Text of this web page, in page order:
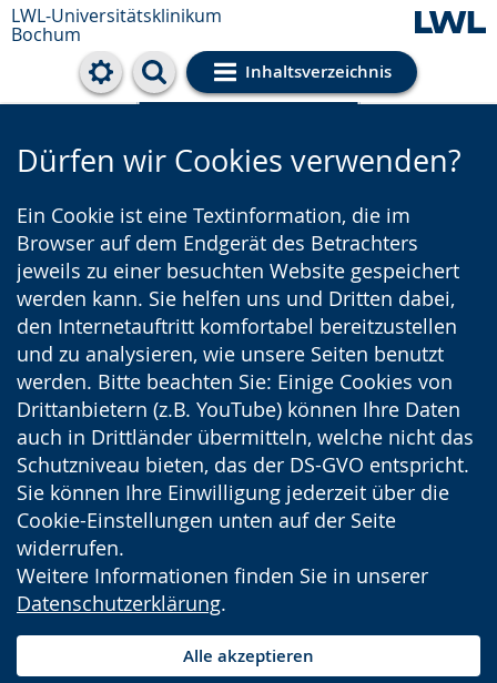
LWL-Universitätsklinikum
Bochum
Inhaltsverzeichnis
Cookie-Einstellungen
Dürfen wir Cookies verwenden?
Ein Cookie ist eine Textinformation, die im
Browser auf dem Endgerät des Betrachters
jeweils zu einer besuchten Website gespeichert
werden kann. Sie helfen uns und Dritten dabei,
den Internetauftritt komfortabel bereitzustellen
und zu analysieren, wie unsere Seiten benutzt
werden. Bitte beachten Sie: Einige Cookies von
Drittanbietern (z.B. YouTube) können Ihre Daten
auch in Drittländer übermitteln, welche nicht das
Schutzniveau bieten, das der DS-GVO entspricht.
Sie können Ihre Einwilligung jederzeit über die
Cookie-Einstellungen unten auf der Seite
widerrufen.
Weitere Informationen finden Sie in unserer
Datenschutzerklärung.
Alle akzeptieren